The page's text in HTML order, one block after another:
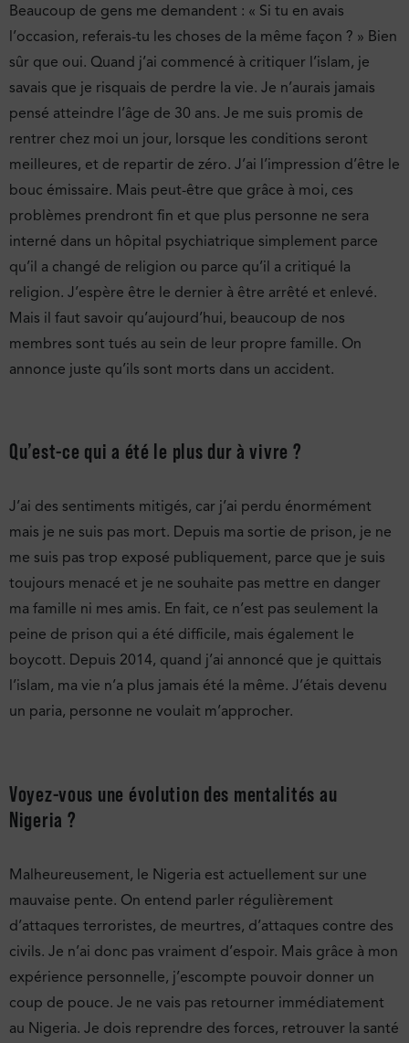
Beaucoup de gens me demandent : « Si tu en avais
l’occasion, referais-tu les choses de la même façon ? » Bien
sûr que oui. Quand j’ai commencé à critiquer l’islam, je
savais que je risquais de perdre la vie. Je n’aurais jamais
pensé atteindre l’âge de 30 ans. Je me suis promis de
rentrer chez moi un jour, lorsque les conditions seront
meilleures, et de repartir de zéro. J’ai l’impression d’être le
bouc émissaire. Mais peut-être que grâce à moi, ces
problèmes prendront fin et que plus personne ne sera
interné dans un hôpital psychiatrique simplement parce
qu’il a changé de religion ou parce qu’il a critiqué la
religion. J’espère être le dernier à être arrêté et enlevé.
Mais il faut savoir qu’aujourd’hui, beaucoup de nos
membres sont tués au sein de leur propre famille. On
annonce juste qu’ils sont morts dans un accident.
Qu’est-ce qui a été le plus dur à vivre ?
J’ai des sentiments mitigés, car j’ai perdu énormément
mais je ne suis pas mort. Depuis ma sortie de prison, je ne
me suis pas trop exposé publiquement, parce que je suis
toujours menacé et je ne souhaite pas mettre en danger
ma famille ni mes amis. En fait, ce n’est pas seulement la
peine de prison qui a été difficile, mais également le
boycott. Depuis 2014, quand j’ai annoncé que je quittais
l’islam, ma vie n’a plus jamais été la même. J’étais devenu
un paria, personne ne voulait m’approcher.
Voyez-vous une évolution des mentalités au
Nigeria ?
Malheureusement, le Nigeria est actuellement sur une
mauvaise pente. On entend parler régulièrement
d’attaques terroristes, de meurtres, d’attaques contre des
civils. Je n’ai donc pas vraiment d’espoir. Mais grâce à mon
expérience personnelle, j’escompte pouvoir donner un
coup de pouce. Je ne vais pas retourner immédiatement
au Nigeria. Je dois reprendre des forces, retrouver la santé